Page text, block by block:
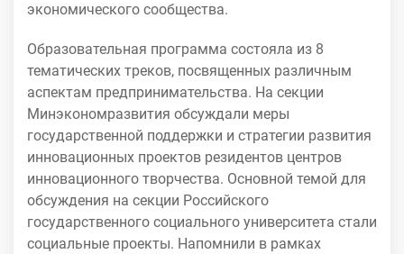
экономического сообщества.
Образовательная программа состояла из 8
тематических треков, посвященных различным
аспектам предпринимательства. На секции
Минэкономразвития обсуждали меры
государственной поддержки и стратегии развития
инновационных проектов резидентов центров
инновационного творчества. Основной темой для
обсуждения на секции Российского
государственного социального университета стали
социальные проекты. Напомнили в рамках